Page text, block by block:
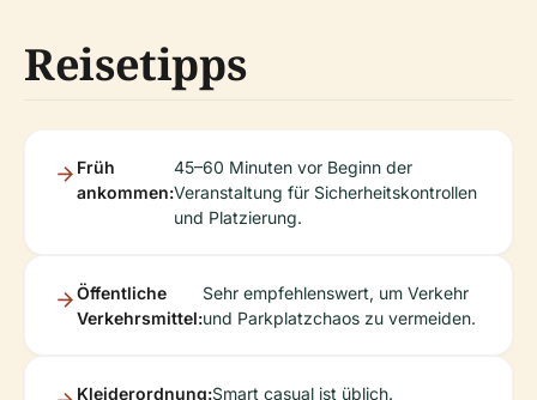
Reisetipps
Früh
ankommen:
45–60 Minuten vor Beginn der
Veranstaltung für Sicherheitskontrollen
und Platzierung.
Öffentliche
Verkehrsmittel:
Sehr empfehlenswert, um Verkehr
und Parkplatzchaos zu vermeiden.
Kleiderordnung:Smart casual ist üblich.